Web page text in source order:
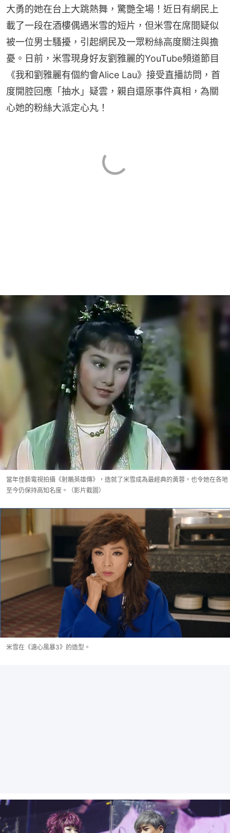
大勇的她在台上大跳熱舞，驚艷全場！近日有網民上
載了一段在酒樓偶遇米雪的短片，但米雪在席間疑似
被一位男士騷擾，引起網民及一眾粉絲高度關注與擔
憂。日前，米雪現身好友劉雅麗的YouTube頻道節目
《我和劉雅麗有個約會Alice Lau》接受直播訪問，首
度開腔回應「抽水」疑雲，親自還原事件真相，為關
心她的粉絲大派定心丸！
當年佳藝電視拍攝《射鵰英雄傳》，造就了米雪成為最經典的黃蓉，也令她在各地
至今仍保持高知名度。（影片截圖）
米雪在《溏心風暴3》的造型。